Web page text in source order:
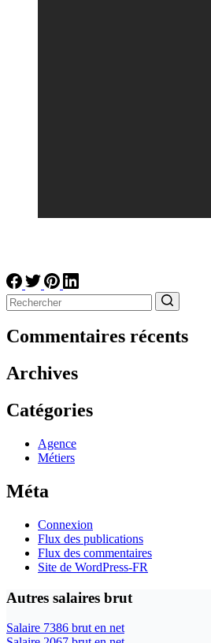
résultat
Commentaires récents
Archives
Catégories
Agence
Métiers
Méta
Connexion
Flux des publications
Flux des commentaires
Site de WordPress-FR
Autres salaires brut
Salaire 7386 brut en net